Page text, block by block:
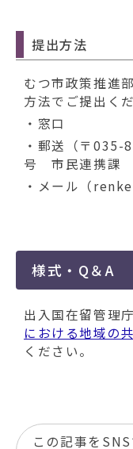
提出方法
むつ市政策推進
方法でご提出くだ
・窓口
・郵送（〒
号 市民連携課
・メール（
様式・Q＆A
出入国在留管理
における地域の
ください。
この記事を